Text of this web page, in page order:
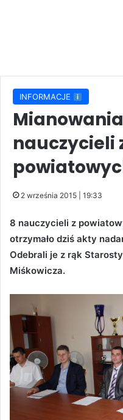
INFORMACJE
nauczycieli
2 września 2015 | 19:33
8 nauczycieli z
otrzymało dziś akty
Odebrali je z rąk
Miśkowicza.